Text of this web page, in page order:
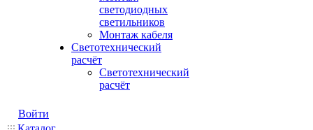
светодиодных
светильников
Монтаж кабеля
Светотехнический
расчёт
Светотехнический
расчёт
Войти